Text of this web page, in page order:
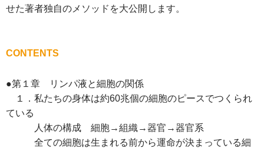
せた著者独自のメソッドを大公開します。
CONTENTS
●第１章 リンパ液と細胞の関係
１．私たちの身体は約60兆個の細胞のピースでつくられ
ている
人体の構成 細胞→組織→器官→器官系
全ての細胞は生まれる前から運命が決まっている細